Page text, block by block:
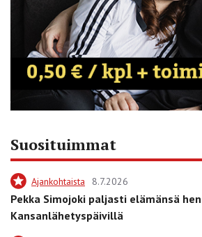
Suosituimmat
Ajankohtaista 8.7.2026
Pekka Simojoki paljasti elämänsä
Kansanlähetyspäivillä